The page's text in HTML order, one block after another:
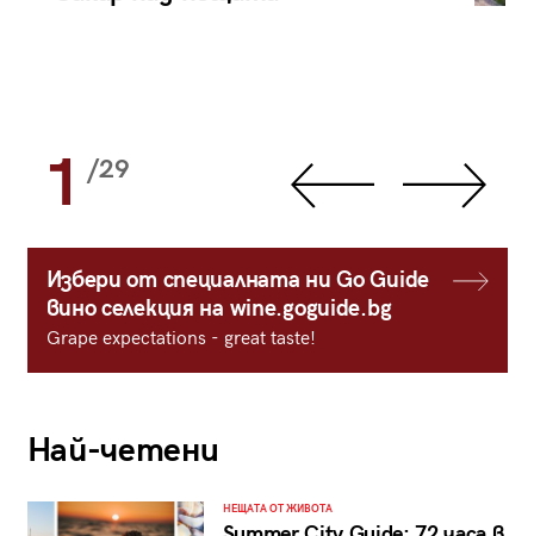
1 /29
Избери от специалната ни Go Guide
вино селекция на wine.goguide.bg
Grape expectations - great taste!
Най-четени
НЕЩАТА ОТ ЖИВОТА